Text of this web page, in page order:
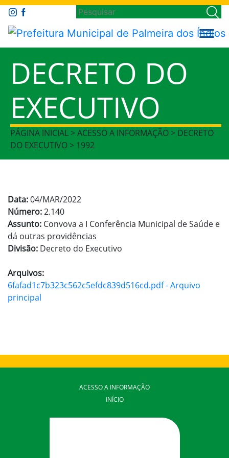
DECRETO DO
EXECUTIVO
PÁGINA INICIAL > ACESSO A INFORMAÇÃO > DECRETO
DO EXECUTIVO > 1992
Data:04/MAR/2022
Número:2.140
Assunto: Convova a I Conferência Municipal de Saúde e
dá outras providências
Divisão: Decreto do Executivo
Arquivos:
6fafad1c7b323c562c5efdc839d516cd.pdf - Arquivo
principal
ACESSO A INFORMAÇÃO
INÍCIO